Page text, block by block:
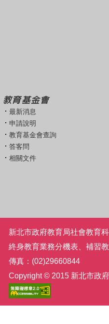
教育基金會
最新消息
申請說明
教育基金會查詢
答客問
相關文件
新北市政府教育局社會教育
終身教育業務分機表
補習
傳真：(02)29660844
Copyright © 2015 新北市政